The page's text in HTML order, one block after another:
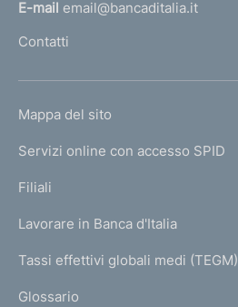
'
m
e
a
g
E-mail email@bancaditalia.it
Contatti
L
N
K
T
I
Mappa del sito
Servizi online con accesso SPID
Filiali
Lavorare in Banca d'Italia
Tassi effettivi globali medi (TEGM)
Glossario